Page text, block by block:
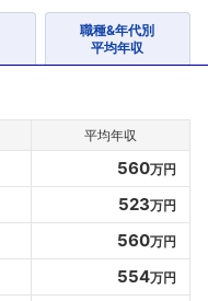
職種&年代別
平均年収
平均年収
560万円
523万円
560万円
554万円